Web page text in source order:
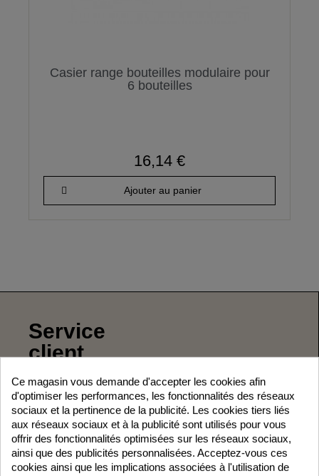
Casier range bouteilles modulaire pour
6 bouteilles
16,14 €
Ajouter au panier
Service
client
+ 33 05 59 43 52 40
contact@astideco.com
Horaire
Du lundi au jeudi:
Ce magasin vous demande d'accepter les cookies afin
d'optimiser les performances, les fonctionnalités des réseaux
sociaux et la pertinence de la publicité. Les cookies tiers liés
aux réseaux sociaux et à la publicité sont utilisés pour vous
offrir des fonctionnalités optimisées sur les réseaux sociaux,
ainsi que des publicités personnalisées. Acceptez-vous ces
cookies ainsi que les implications associées à l'utilisation de